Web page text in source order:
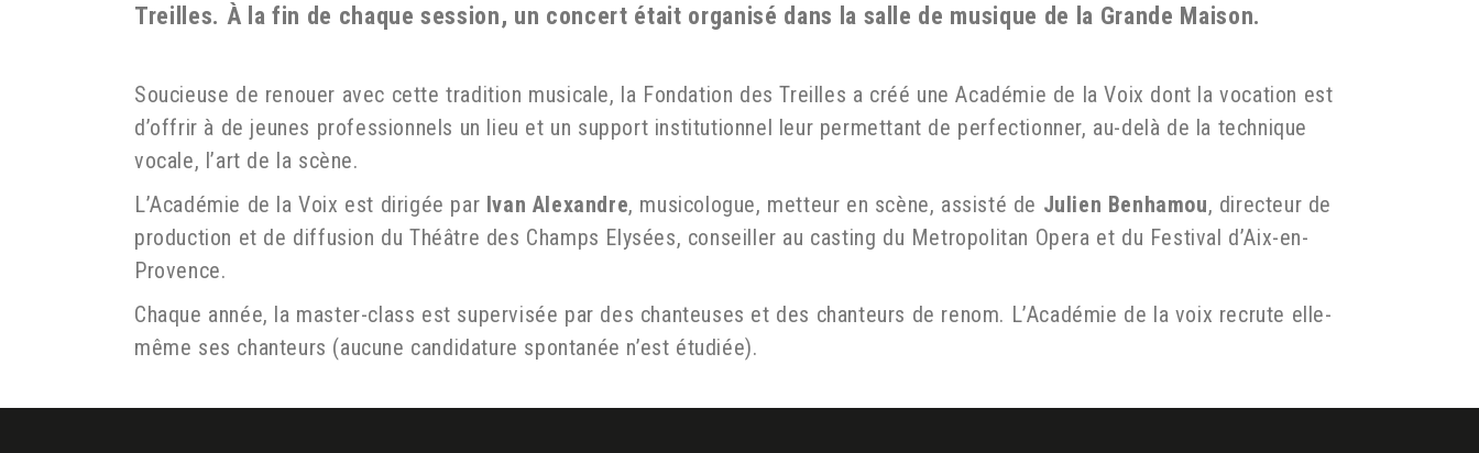
Treilles. À la fin de chaque session, un concert était organisé dans la salle de musique de la Grande Maison.
Soucieuse de renouer avec cette tradition musicale, la Fondation des Treilles a créé une Académie de la Voix dont la vocation est
d’offrir à de jeunes professionnels un lieu et un support institutionnel leur permettant de perfectionner, au-delà de la technique
vocale, l’art de la scène.
L’Académie de la Voix est dirigée par Ivan Alexandre, musicologue, metteur en scène, assisté de Julien Benhamou, directeur de
production et de diffusion du Théâtre des Champs Elysées, conseiller au casting du Metropolitan Opera et du Festival d’Aix-en-
Provence.
Chaque année, la master-class est supervisée par des chanteuses et des chanteurs de renom. L’Académie de la voix recrute elle-
même ses chanteurs (aucune candidature spontanée n’est étudiée).